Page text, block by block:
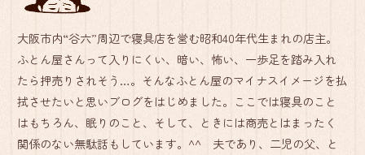
大阪市内“谷六”周辺で寝具店を営む昭和40年代生まれの店主。
ふとん屋さんって入りにくい、暗い、怖い、一歩足を踏み入れ
たら押売りされそう…。そんなふとん屋のマイナスイメージを払
拭させたいと思いブログをはじめました。ここでは寝具のこと
はもちろん、眠りのこと、そして、ときには商売とはまったく
関係のない無駄話もしています。^^ 夫であり、二児の父、と